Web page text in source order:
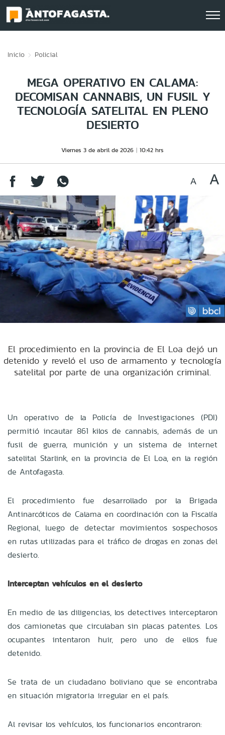
Inicio Policial
MEGA OPERATIVO EN CALAMA:
DECOMISAN CANNABIS, UN FUSIL Y
TECNOLOGÍA SATELITAL EN PLENO
DESIERTO
Viernes 3 de abril de 2026 10:42 hrs
El procedimiento en la provincia de El Loa dejó un
detenido y reveló el uso de armamento y tecnología
satelital por parte de una organización criminal.
Un operativo de la Policía de Investigaciones (PDI)
permitió incautar 861 kilos de cannabis, además de un
fusil de guerra, munición y un sistema de internet
satelital Starlink, en la provincia de El Loa, en la región
de Antofagasta.
El procedimiento fue desarrollado por la Brigada
Antinarcóticos de Calama en coordinación con la Fiscalía
Regional, luego de detectar movimientos sospechosos
en rutas utilizadas para el tráfico de drogas en zonas del
desierto.
Interceptan vehículos en el desierto
En medio de las diligencias, los detectives interceptaron
dos camionetas que circulaban sin placas patentes. Los
ocupantes intentaron huir, pero uno de ellos fue
detenido.
Se trata de un ciudadano boliviano que se encontraba
en situación migratoria irregular en el país.
Al revisar los vehículos, los funcionarios encontraron: